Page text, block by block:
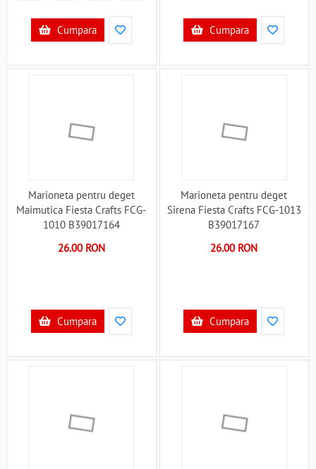
Cumpara Cumpara
Marioneta pentru deget
Maimutica Fiesta Crafts FCG-
1010 B39017164
26.00 RON
Cumpara
Marioneta pentru deget
Sirena Fiesta Crafts FCG-1013
B39017167
26.00 RON
Cumpara